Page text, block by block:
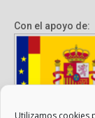
Utilizamos cookies
Con el apoyo de: